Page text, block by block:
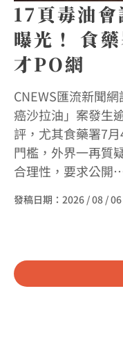
17頁毒油
曝光！ 食
才PO網
CNEWS匯流新聞
癌沙拉油」案發生
評，尤其食藥署7
門檻，外界一再質
合理性，要求公開
發稿日期： 2026 / 08 / 06